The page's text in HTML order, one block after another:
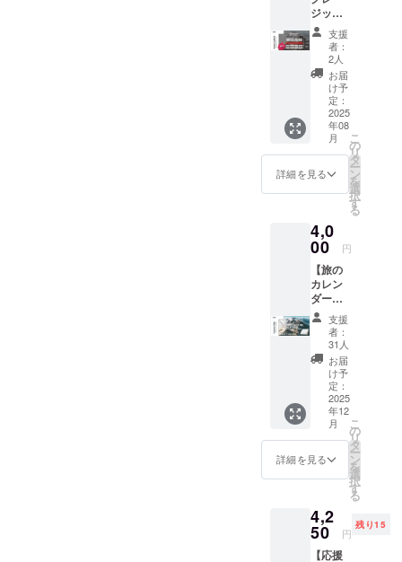
あり前
後する
場合が
ありま
す ※動
画内で
呼んで
ほしい
お名前
やニッ
クネー
ムがあ
記入し
てくだ
さい
ジット
掲載
(中)】 ※
先着15
名様限
〈40%
OFF〉
YouTub
eに掲載
する動
画や、
Blu-rey
に収録
画のエ
ンド
ロール
に、サ
ポー
ターと
してお
名前を
クレ
ジット
表記さ
せてい
ただき
ます。
・掲載
期間：
応募順
ロジェ
クト終
了まで
掲載予
支援
者：
2人
お届
け予
定：
2025
年08
月
詳細を見る
こ
の
リ
タ
ー
ン
を
選
択
す
る
4,0
00 円
【旅の
カレン
ダー
2026年
ver】
旅で撮
影した
絶景12
選の卓
上カレ
ダー。
支援者
限定価
格でお
届け。
定日は
目安で
あり前
後する
支援
者：
31人
お届
け予
定：
2025
年12
月
詳細を見る
こ
の
リ
タ
ー
ン
を
選
択
す
る
4,2
50 円
残り15
【応援